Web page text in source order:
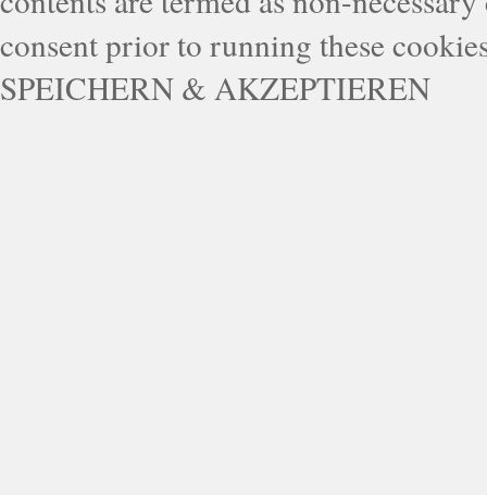
consent prior to running these
SPEICHERN & AKZEPTIEREN